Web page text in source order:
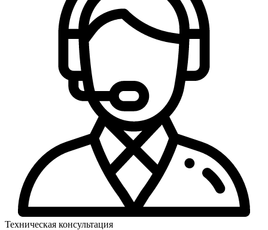
Техническая консультация